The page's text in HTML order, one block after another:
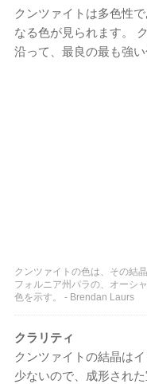
クンツァイトは多色性
なる色が見られます。
沿って、最良の最も強い
クンツァイトの色は、その結
フォルニア州パラの、オーシ
色を示す。 - Brendan Laurs
クラリティ
クンツァイトの結晶は
少ないので、成形され